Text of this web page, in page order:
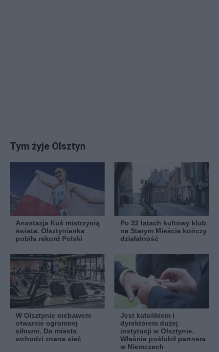
Tym żyje Olsztyn
Anastazja Kuś mistrzynią
świata. Olsztynianka
pobiła rekord Polski
Po 32 latach kultowy klub
na Starym Mieście kończy
działalność
W Olsztynie niebawem
otwarcie ogromnej
siłowni. Do miasta
wchodzi znana sieć
Jest katolikiem i
dyrektorem dużej
instytucji w Olsztynie.
Właśnie poślubił partnera
w Niemczech